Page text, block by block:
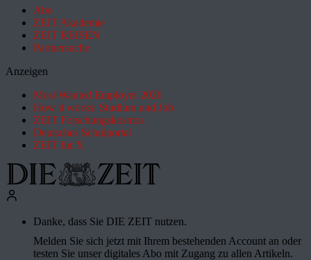
Abo
ZEIT Akademie
ZEIT REISEN
Partnersuche
Anzeigen
Most Wanted Employer 2026
How it works: Studium und Job
ZEIT Forschungskosmos
Deutsches Schulportal
ZEIT für X
Danke, dass Sie DIE ZEIT nutzen.
Melden Sie sich jetzt mit Ihrem bestehenden Account an oder
testen Sie unser digitales Abo mit Zugang zu allen Artikeln.